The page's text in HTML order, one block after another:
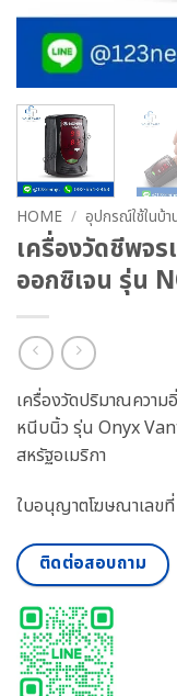
HOME / อุปกรณ์ใช้ในบ้า
เครื่องวัดชีพจ
ออกซิเจน รุ่น
เครื่องวัดปริมาณความ
หนีบนิ้ว รุ่น Onyx
สหรัฐอเมริกา
ใบอนุญาตโฆษณาเลข
ติดต่อสอบถาม